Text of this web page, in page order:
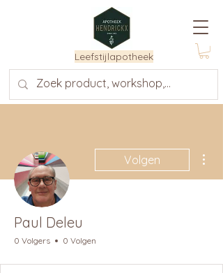
Leefstijlapotheek
Volgen
Paul Deleu
0 Volgers 0 Volgen